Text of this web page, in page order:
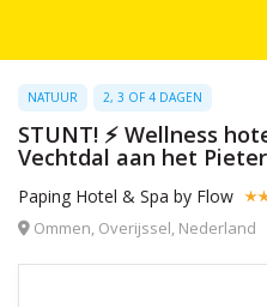
NATUUR 2, 3 OF 4 DAGEN
STUNT! ⚡ Wellness
Vechtdal aan het
Paping Hotel & Spa by Flow
Ommen, Overijssel, Nederland